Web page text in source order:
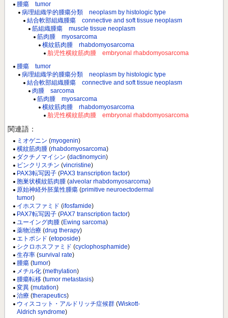
腫瘍 tumor
病理組織学的腫瘍分類 neoplasm by histologic type
結合軟部組織腫瘍 connective and soft tissue neoplasm
筋組織腫瘍 muscle tissue neoplasm
筋肉腫 myosarcoma
横紋筋肉腫 rhabdomyosarcoma
胎児性横紋筋肉腫 embryonal rhabdomyosarcoma
腫瘍 tumor
病理組織学的腫瘍分類 neoplasm by histologic type
結合軟部組織腫瘍 connective and soft tissue neoplasm
肉腫 sarcoma
筋肉腫 myosarcoma
横紋筋肉腫 rhabdomyosarcoma
胎児性横紋筋肉腫 embryonal rhabdomyosarcoma
関連語：
ミオゲニン (myogenin)
横紋筋肉腫 (rhabdomyosarcoma)
ダクチノマイシン (dactinomycin)
ビンクリスチン (vincristine)
PAX3転写因子 (PAX3 transcription factor)
胞巣状横紋筋肉腫 (alveolar rhabdomyosarcoma)
原始神経外胚葉性腫瘍 (primitive neuroectodermal
tumor)
イホスファミド (ifosfamide)
PAX7転写因子 (PAX7 transcription factor)
ユーイング肉腫 (Ewing sarcoma)
薬物治療 (drug therapy)
エトポシド (etoposide)
シクロホスファミド (cyclophosphamide)
生存率 (survival rate)
腫瘍 (tumor)
メチル化 (methylation)
腫瘍転移 (tumor metastasis)
変異 (mutation)
治療 (therapeutics)
ウィスコット・アルドリッチ症候群 (Wiskott-
Aldrich syndrome)